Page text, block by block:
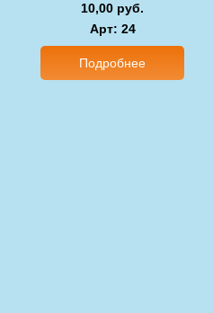
10,00 руб.
Арт: 24
Подробнее